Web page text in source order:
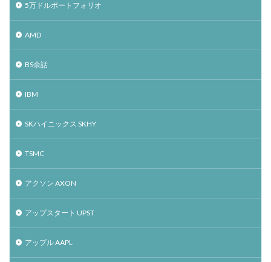
5万ドルポートフォリオ
AMD
BS余話
IBM
SKハイニックス SKHY
TSMC
アクソン AXON
アップスタート UPST
アップル AAPL